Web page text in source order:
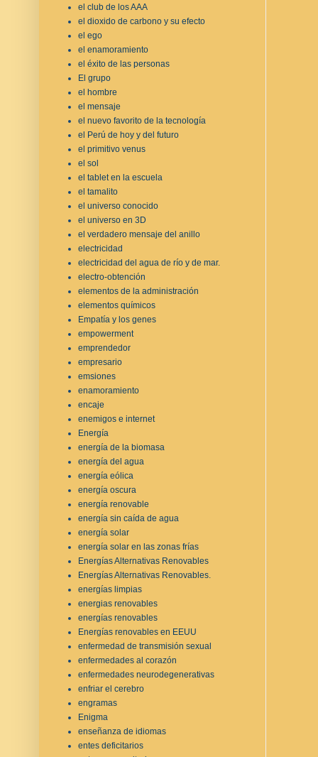
el club de los AAA
el dioxido de carbono y su efecto
el ego
el enamoramiento
el éxito de las personas
El grupo
el hombre
el mensaje
el nuevo favorito de la tecnología
el Perú de hoy y del futuro
el primitivo venus
el sol
el tablet en la escuela
el tamalito
el universo conocido
el universo en 3D
el verdadero mensaje del anillo
electricidad
electricidad del agua de río y de mar.
electro-obtención
elementos de la administración
elementos químicos
Empatía y los genes
empowerment
emprendedor
empresario
emsiones
enamoramiento
encaje
enemigos e internet
Energía
energía de la biomasa
energía del agua
energía eólica
energía oscura
energía renovable
energía sin caída de agua
energía solar
energía solar en las zonas frías
Energías Alternativas Renovables
Energías Alternativas Renovables.
energías limpias
energias renovables
energías renovables
Energías renovables en EEUU
enfermedad de transmisión sexual
enfermedades al corazón
enfermedades neurodegenerativas
enfriar el cerebro
engramas
Enigma
enseñanza de idiomas
entes deficitarios